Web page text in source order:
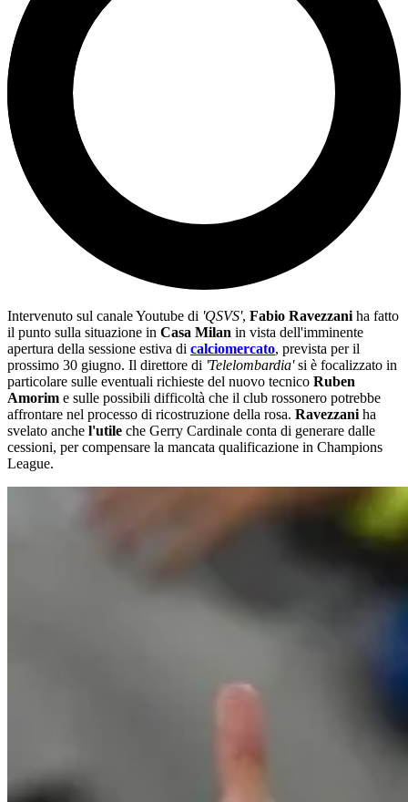
Intervenuto sul canale Youtube di 'QSVS', Fabio Ravezzani ha fatto
il punto sulla situazione in Casa Milan in vista dell'imminente
apertura della sessione estiva di calciomercato, prevista per il
prossimo 30 giugno. Il direttore di 'Telelombardia'si è focalizzato in
particolare sulle eventuali richieste del nuovo tecnico Ruben
Amorim e sulle possibili difficoltà che il club rossonero potrebbe
affrontare nel processo di ricostruzione della rosa. Ravezzani ha
svelato anche l'utile che Gerry Cardinale conta di generare dalle
cessioni, per compensare la mancata qualificazione in Champions
League.